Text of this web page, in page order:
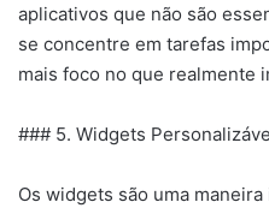
aplicativos que não são
se concentre em tarefas
mais foco no que realmente
### 5. Widgets
Os widgets são uma